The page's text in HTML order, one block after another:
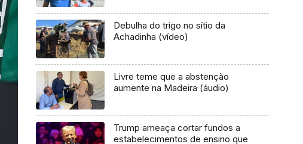
Debulha do trigo no sítio da
Achadinha (vídeo)
Livre teme que a abstenção
aumente na Madeira (áudio)
Trump ameaça cortar fundos a
estabelecimentos de ensino que